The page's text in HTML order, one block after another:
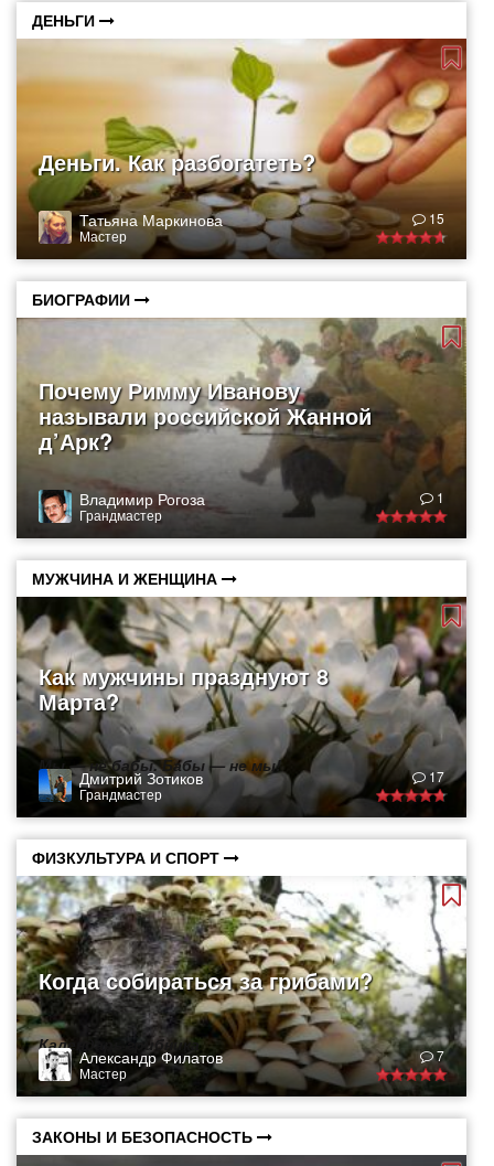
ДЕНЬГИ
Деньги. Как разбогатеть?
Татьяна Маркинова
Мастер
15
БИОГРАФИИ
Почему Римму Иванову
называли российской Жанной
д’Арк?
Владимир Рогоза
Грандмастер
1
МУЖЧИНА И ЖЕНЩИНА
Как мужчины празднуют 8
Марта?
Мы — не бабы. Бабы — не мы!
Дмитрий Зотиков
Грандмастер
17
ФИЗКУЛЬТУРА И СПОРТ
Когда собираться за грибами?
Календарь грибника
Александр Филатов
Мастер
7
ЗАКОНЫ И БЕЗОПАСНОСТЬ